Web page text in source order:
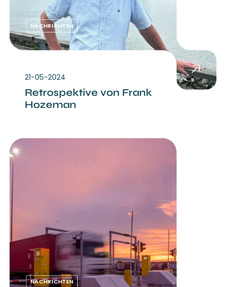
NACHRICHTEN
21-05-2024
Retrospektive von Frank
Hozeman
NACHRICHTEN